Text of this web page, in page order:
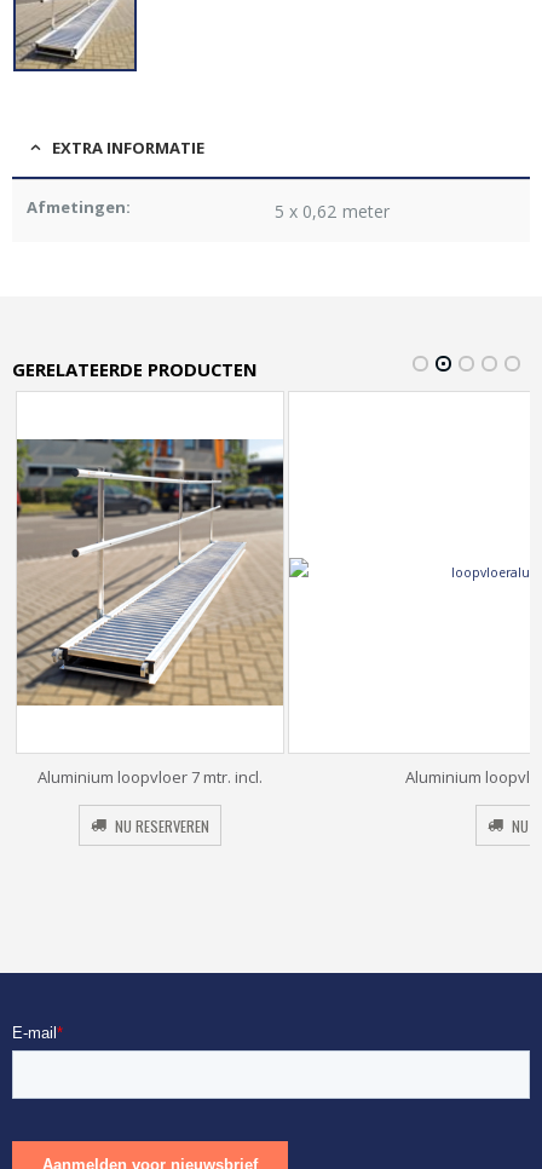
EXTRA INFORMATIE
Afmetingen: 5 x 0,62 meter
GERELATEERDE PRODUCTEN
Aluminium loopvloer 7 mtr. incl.
NU RESERVEREN
Aluminium
NU